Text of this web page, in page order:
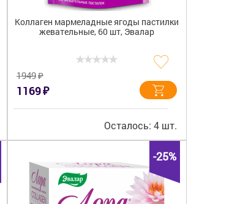
Коллаген мармеладные ягоды пастилки
жевательные, 60 шт, Эвалар
1949₽
1169₽
Осталось: 4 шт.
-25%